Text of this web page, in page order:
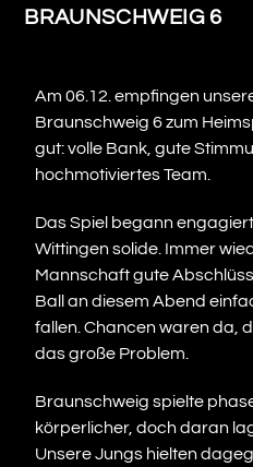
BRAUNSCHWEIG 6
Am 06.12. empfingen
Braunschweig 6 zum
gut: volle Bank, gute
hochmotiviertes Team.
Das Spiel begann
Wittingen solide. Immer
Mannschaft gute
Ball an diesem Abend
fallen. Chancen waren da,
das große Problem.
Braunschweig spielte
körperlicher, doch daran
Unsere Jungs hielten